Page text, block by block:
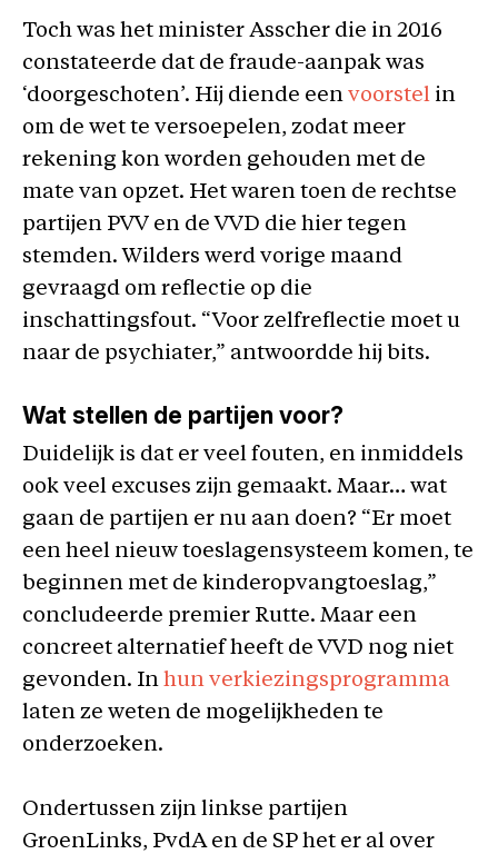
Toch was het minister Asscher die in 2016
constateerde dat de fraude-aanpak was
‘doorgeschoten’. Hij diende een voorstel in
om de wet te versoepelen, zodat meer
rekening kon worden gehouden met de
mate van opzet. Het waren toen de rechtse
partijen PVV en de VVD die hier tegen
stemden. Wilders werd vorige maand
gevraagd om reflectie op die
inschattingsfout. “Voor zelfreflectie moet u
naar de psychiater,” antwoordde hij bits.
Wat stellen de partijen voor?
Duidelijk is dat er veel fouten, en inmiddels
ook veel excuses zijn gemaakt. Maar… wat
gaan de partijen er nu aan doen? “Er moet
een heel nieuw toeslagensysteem komen, te
beginnen met de kinderopvangtoeslag,”
concludeerde premier Rutte. Maar een
concreet alternatief heeft de VVD nog niet
gevonden. In hun verkiezingsprogramma
laten ze weten de mogelijkheden te
onderzoeken.
Ondertussen zijn linkse partijen
GroenLinks, PvdA en de SP het er al over